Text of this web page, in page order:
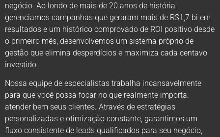
negócio. Ao londo de mais de 20 anos de história
gerenciamos campanhas que geraram mais de R$1,7 bi em
resultados e um histórico comprovado de ROI positivo desde
o primeiro mês, desenvolvemos um sistema próprio de
gestão que elimina desperdícios e maximiza cada centavo
investido.
Nossa equipe de especialistas trabalha incansavelmente
para que você possa focar no que realmente importa:
atender bem seus clientes. Através de estratégias
personalizadas e otimização constante, garantimos um
fluxo consistente de leads qualificados para seu negócio,